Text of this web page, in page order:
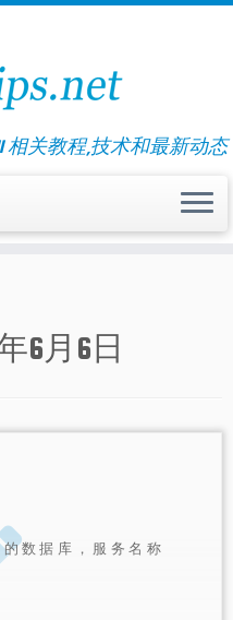
相关教程,技术和最新动态
6月6日
数据库，服务名称